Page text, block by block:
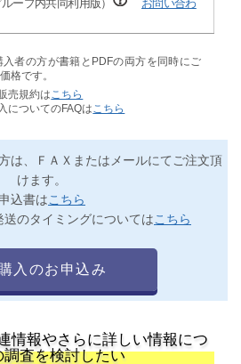
ープ内共同利用版）
お問い合わ
者の方が書籍とPDFの両方を同時にご
格です。
売規約は こちら
についてのFAQは こちら
は、ＦＡＸまたはメールにてご注文頂
けます。
込書はこちら
のタイミングについてはこちら
購入のお申込み
情報やさらに詳しい情報につ
調査を検討したい